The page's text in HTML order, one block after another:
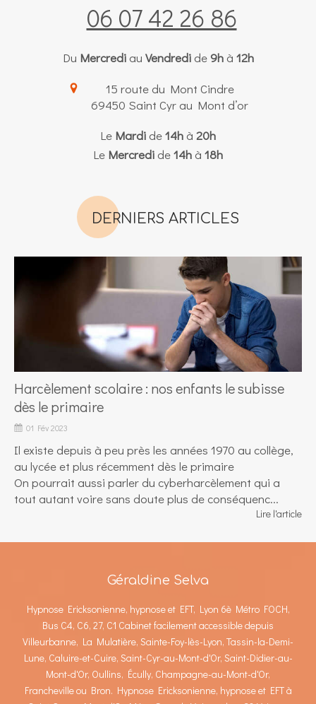
06 07 42 26 86
Du Mercrediau Vendredide 9hà 12h
15 route du Mont Cindre
69450 Saint Cyr au Mont d’or
Le Mardi de14h à 20h
Le Mercredi de14h à 18h
DERNIERS ARTICLES
Harcèlement scolaire : nos enfants le subisse
dès le primaire
01 Fév 2023
Il existe depuis à peu près les années 1970 au collège,
au lycée et plus récemment dès le primaire
On pourrait aussi parler du cyberharcèlement qui a
tout autant voire sans doute plus de conséquenc...
Lire l'article
Géraldine Selva
Hypnose Ericksonienne, hypnose et EFT, Lyon 6è Métro FOCH,
Bus C4, C6, 27, C1 Cabinet facilement accessible depuis
Villeurbanne, La Mulatière, Sainte-Foy-lès-Lyon, Tassin-la-Demi-
Lune, Caluire-et-Cuire, Saint-Cyr-au-Mont-d'Or, Saint-Didier-au-
Mont-d'Or, Oullins, Écully, Champagne-au-Mont-d'Or,
Francheville ou Bron. Hypnose Ericksonienne, hypnose et EFT à